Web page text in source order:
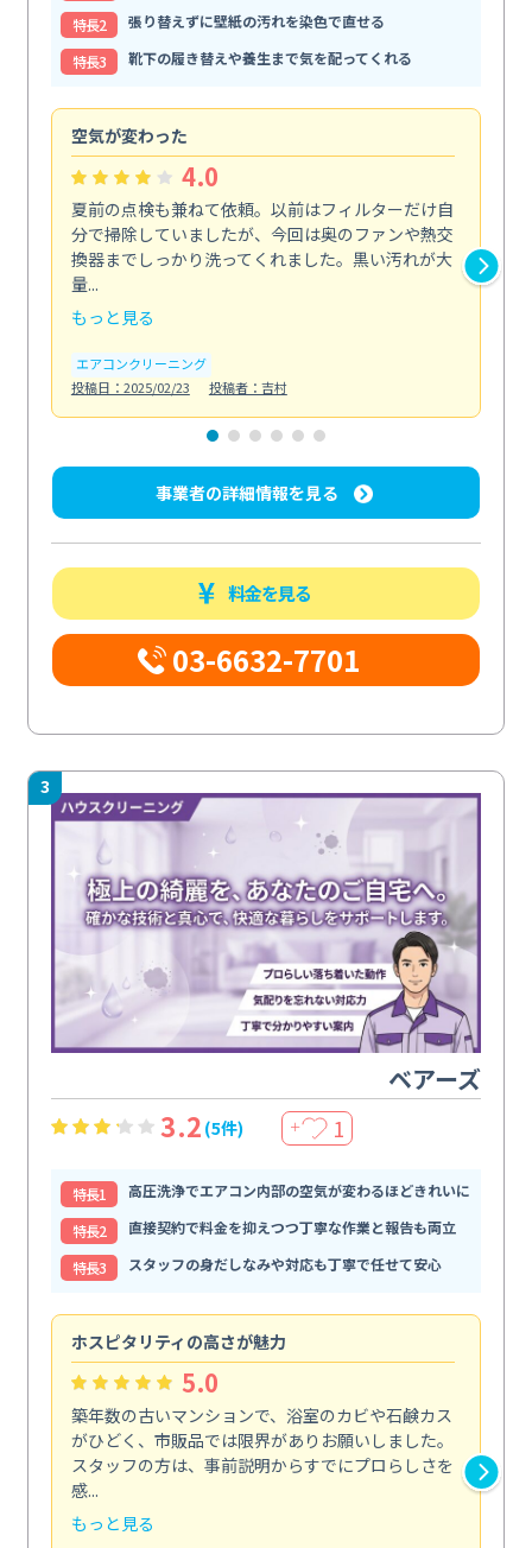
特⻑2
張り替えずに壁紙の汚れを染色で直せる
特⻑3
靴下の履き替えや養生まで気を配ってくれる
空気が変わった
4.0
夏前の点検も兼ねて依頼。以前はフィルターだけ自
分で掃除していましたが、今回は奥のファンや熱交
換器までしっかり洗ってくれました。黒い汚れが大
量...
もっと見る
エアコンクリーニング
投稿日：2025/02/23
投稿者：吉村
事業者の詳細情報を見る
料金を見る
03-6632-7701
3
ベアーズ
3.2 (5件) ＋ 1
特⻑1
高圧洗浄でエアコン内部の空気が変わるほどきれいに
特⻑2
直接契約で料金を抑えつつ丁寧な作業と報告も両立
特⻑3
スタッフの身だしなみや対応も丁寧で任せて安心
ホスピタリティの高さが魅力
5.0
築年数の古いマンションで、浴室のカビや石鹸カス
がひどく、市販品では限界がありお願いしました。
スタッフの方は、事前説明からすでにプロらしさを
感...
もっと見る